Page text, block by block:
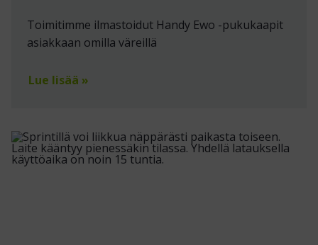
Toimitimme ilmastoidut Handy Ewo -pukukaapit
asiakkaan omilla väreillä
Lue lisää »